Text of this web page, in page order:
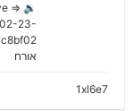
=>
02-23-
🔉
אורח
1xl6e7